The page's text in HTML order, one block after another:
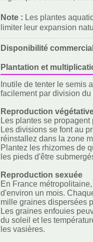
Note : Les plantes
limiter leur expansion
Disponibilité
Plantation et
Inutile de tenter le semis
facilement par division du
Reproduction
Les plantes se
Les divisions se font au
réinstallez dans la zone
Plantez les rhizomes de
les pieds d'être
Reproduction sexuée
En France
d'environ un mois.
mille graines dispersées
Les graines enfouies
du soleil et les
les vasières.